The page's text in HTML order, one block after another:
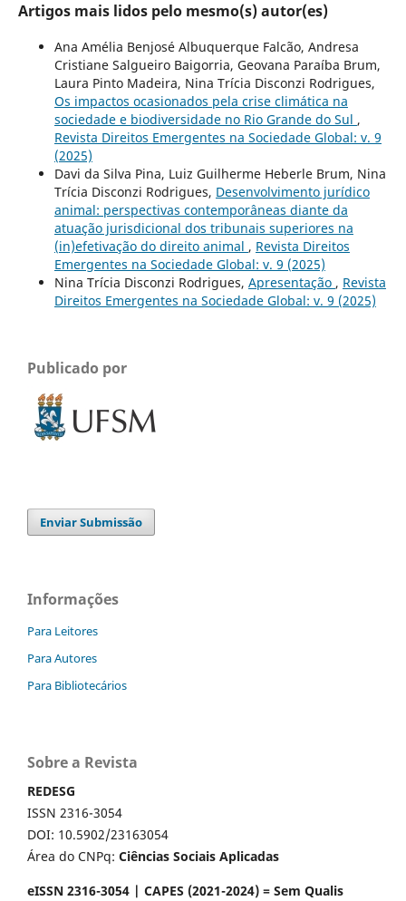
Artigos mais lidos pelo mesmo(s) autor(es)
Ana Amélia Benjosé Albuquerque Falcão, Andresa
Cristiane Salgueiro Baigorria, Geovana Paraíba Brum,
Laura Pinto Madeira, Nina Trícia Disconzi Rodrigues,
Os impactos ocasionados pela crise climática na
sociedade e biodiversidade no Rio Grande do Sul ,
Revista Direitos Emergentes na Sociedade Global: v. 9
(2025)
Davi da Silva Pina, Luiz Guilherme Heberle Brum, Nina
Trícia Disconzi Rodrigues, Desenvolvimento jurídico
animal: perspectivas contemporâneas diante da
atuação jurisdicional dos tribunais superiores na
(in)efetivação do direito animal , Revista Direitos
Emergentes na Sociedade Global: v. 9 (2025)
Nina Trícia Disconzi Rodrigues, Apresentação , Revista
Direitos Emergentes na Sociedade Global: v. 9 (2025)
Publicado por
Enviar Submissão
Informações
Para Leitores
Para Autores
Para Bibliotecários
Sobre a Revista
REDESG
ISSN 2316-3054
DOI: 10.5902/23163054
Área do CNPq: Ciências Sociais Aplicadas
eISSN 2316-3054 | CAPES (2021-2024) = Sem Qualis